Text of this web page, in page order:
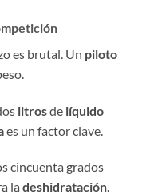
es brutal. Un piloto
litrosde líquido
es un factor clave.
cincuenta grados
la deshidratación.